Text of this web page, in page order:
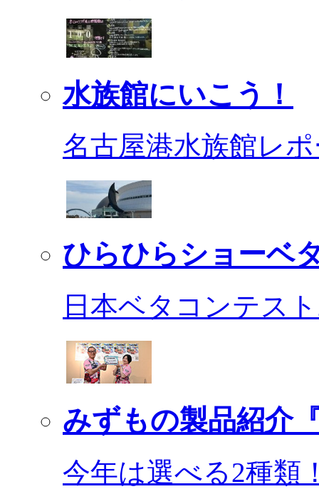
水族館にいこう！
名古屋港水族館レ
ひらひらショーベ
日本ベタコンテス
みずもの製品紹介
今年は選べる2種類